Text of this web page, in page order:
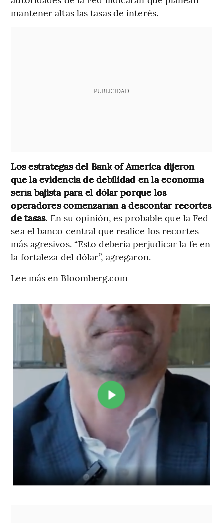
mantener altas las tasas de interés.
PUBLICIDAD
Los estrategas del Bank of America dijeron
que la evidencia de debilidad en la economía
sería bajista para el dólar porque los
operadores comenzarían a descontar recortes
de tasas. En su opinión, es probable que la Fed
sea el banco central que realice los recortes
más agresivos. “Esto debería perjudicar la fe en
la fortaleza del dólar”, agregaron.
Lee más en Bloomberg.com